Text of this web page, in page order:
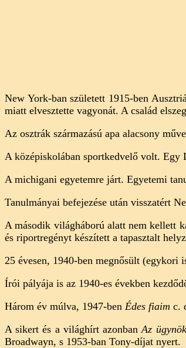
New York-ban született 1915-ben
miatt elvesztette vagyonát. A család
Az osztrák származású apa alacsony
A középiskolában sportkedvelő volt. Egy
A michigani egyetemre járt. Egyetemi
Tanulmányai befejezése után visszatért
A második világháború alatt nem kellett
és riportregényt készített a tapasztalt
25 évesen, 1940-ben megnősült (egykori
Írói pályája is az 1940-es években
Három év múlva, 1947-ben Édes fiaim c.
A sikert és a világhírt azonbanAz
Broadwayn, s 1953-ban Tony-díjat nyert.